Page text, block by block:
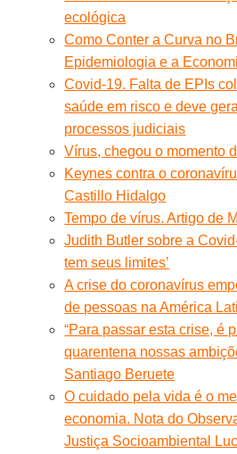
ecológica
Como Conter a Curva no
Epidemiologia e a
Covid-19. Falta de EPIs
saúde em risco e deve
processos judiciais
Vírus, chegou o momento
Keynes contra o
Castillo Hidalgo
Tempo de vírus. Artigo de
Judith Butler sobre a
tem seus limites’
A crise do coronavírus
de pessoas na América
“Para passar esta crise, é
quarentena nossas
Santiago Beruete
O cuidado pela vida é o
economia. Nota do
Justiça Socioambiental